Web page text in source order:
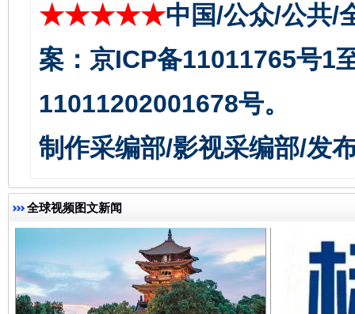
★★★★★中国/公众/公共/
案：京ICP备11011765号1
11011202001678号。
制作采编部/影视采编部/发
全球视频图文新闻
千年窑火 生生不息